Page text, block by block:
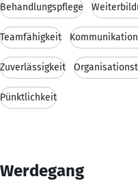
Behandlungspflege
Teamfähigkeit
Zuverlässigkeit
Pünktlichkeit
Werdegang